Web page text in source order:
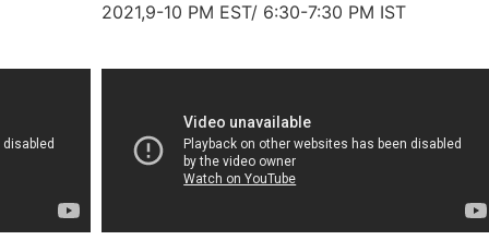
2021,9-10 PM EST/ 6:30-7:30 PM IST